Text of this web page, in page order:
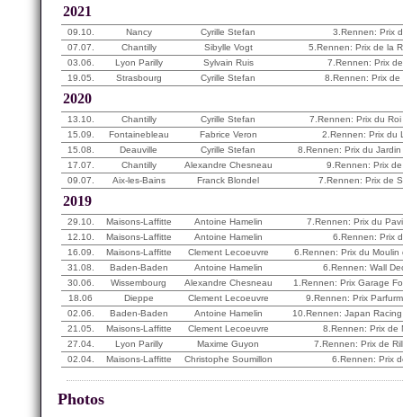
2021
09.10. Nancy Cyrille Stefan
3.Rennen: Prix
07.07.
Chantilly Sibylle Vogt
5.Rennen: Prix de la
03.06.
Lyon Parilly Sylvain Ruis
7.Rennen: Prix
19.05.
Strasbourg Cyrille Stefan 8.Rennen: Prix de
2020
13.10. Chantilly Cyrille Stefan
7.Rennen: Prix du
15.09.
Fontainebleau Fabrice Veron
2.Rennen: Prix du
15.08.
Deauville Cyrille Stefan
8.Rennen: Prix du
17.07.
Chantilly Alexandre Chesneau
9.Rennen: Prix
09.07.
Aix-les-Bains Franck Blondel 7.Rennen: Prix de
2019
29.10. Maisons-Laffitte Antoine Hamelin
7.Rennen: Prix du
12.10.
Maisons-Laffitte Antoine Hamelin
6.Rennen: Prix
16.09.
Maisons-Laffitte Clement Lecoeuvre
6.Rennen: Prix du Moulin
31.08.
Baden-Baden Antoine Hamelin
6.Rennen: Wall
30.06.
Wissembourg Alexandre Chesneau
1.Rennen: Prix Garage
18.06
Dieppe Clement Lecoeuvre
9.Rennen: Prix
02.06.
Baden-Baden Antoine Hamelin
10.Rennen: Japan
21.05.
Maisons-Laffitte Clement Lecoeuvre
8.Rennen: Prix de
27.04.
Lyon Parilly Maxime Guyon
7.Rennen: Prix de
02.04.
Maisons-Laffitte Christophe Soumillon 6.Rennen: Prix
Photos